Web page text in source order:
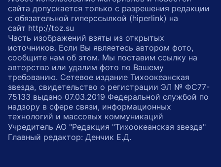
сайта допускается только с разрешения редакции
с обязательной гиперссылкой (hiperlink) на
сайт http://toz.su
Часть изображений взяты из открытых
источников. Если Вы являетесь автором фото,
сообщите нам об этом. Мы поставим ссылку на
авторство или удалим фото по Вашему
требованию. Сетевое издание Тихоокеанская
звезда, свидетельство о регистрации ЭЛ № ФС77-
75133 выдано 07.03.2019 Федеральной службой по
надзору в сфере связи, информационных
технологий и массовых коммуникаций
Учредитель АО "Редакция "Тихоокеанская звезда"
Главный редактор: Денчик Е.Д.